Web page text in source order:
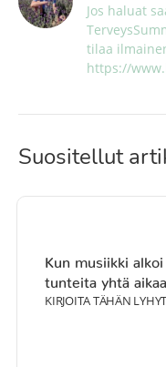
Jos haluat
tilaa
https://
Suositellut
Kun musiikki
tunteita yhtä
KIRJOITA TÄHÄN